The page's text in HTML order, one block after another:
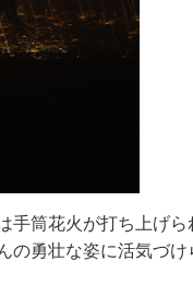
手筒花火が打ち上げら
勇壮な姿に活気づけ